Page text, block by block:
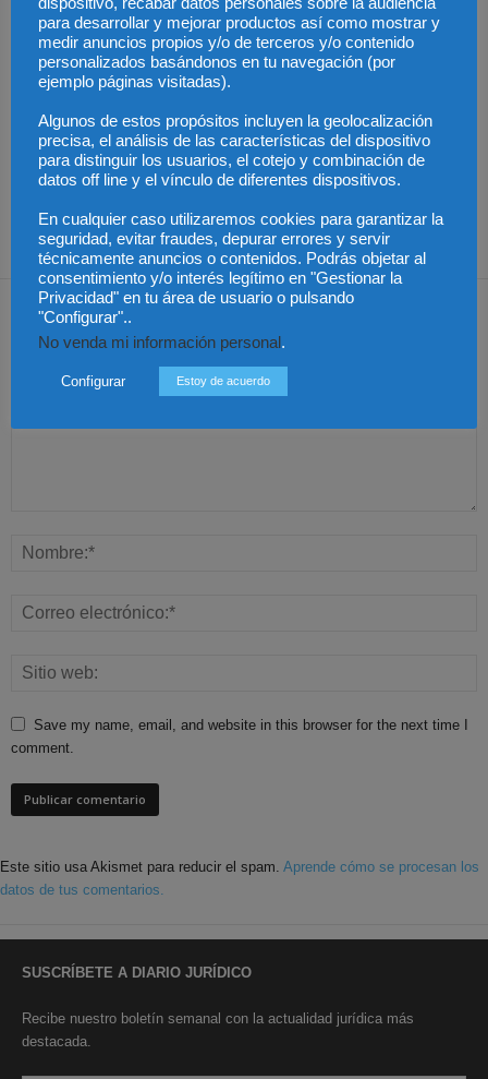
Cómo proteger tu
propiedad intelectual en
el extranjero: claves
El Pleno del CGPJ
aprueba el informe al
anteproyecto de Ley de
Últimas modificaciones
en la Ley de Sociedades
de Capital
Dejar una respuesta
Save my name, email, and website in this browser for the next time I
comment.
Este sitio usa Akismet para reducir el spam. Aprende cómo se procesan los
datos de tus comentarios.
SUSCRÍBETE A DIARIO JURÍDICO
Recibe nuestro boletín semanal con la actualidad jurídica más
destacada.
para desarrollar y mejorar productos así como mostrar y
medir anuncios propios y/o de terceros y/o contenido
personalizados basándonos en tu navegación (por
ejemplo páginas visitadas).
Algunos de estos propósitos incluyen la geolocalización
precisa, el análisis de las características del dispositivo
para distinguir los usuarios, el cotejo y combinación de
datos off line y el vínculo de diferentes dispositivos.
En cualquier caso utilizaremos cookies para garantizar la
seguridad, evitar fraudes, depurar errores y servir
técnicamente anuncios o contenidos. Podrás objetar al
consentimiento y/o interés legítimo en "Gestionar la
Privacidad" en tu área de usuario o pulsando
"Configurar"..
No venda mi información personal.
Configurar Estoy de acuerdo